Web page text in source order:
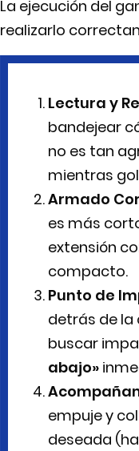
La ejecución del
realizarlo
Lectura y
bandejear
no es tan
mientras
Armado
es más
extensión
compacto.
Punto de
detrás de la
buscar
abajo»
empuje y
deseada